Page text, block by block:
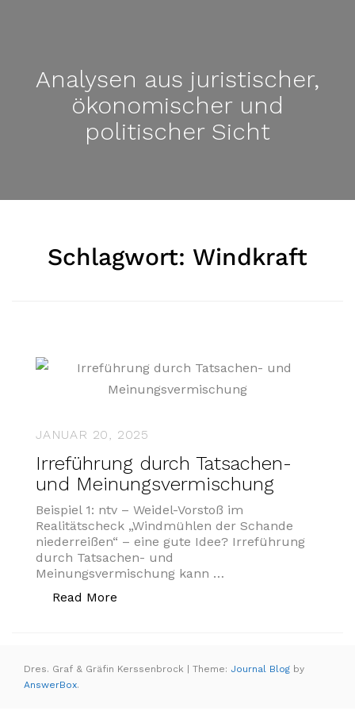
Analysen aus juristischer,
ökonomischer und
politischer Sicht
Schlagwort: Windkraft
JANUAR 20, 2025
Irreführung durch Tatsachen-
und Meinungsvermischung
Beispiel 1: ntv – Weidel-Vorstoß im
Realitätscheck „Windmühlen der Schande
niederreißen“ – eine gute Idee? Irreführung
durch Tatsachen- und
Meinungsvermischung kann …
Read More
Dres. Graf & Gräfin Kerssenbrock Theme: Journal Blog by
AnswerBox.